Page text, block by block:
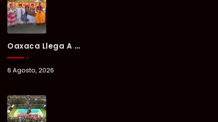
Oaxaca Llega A Chetumal Con El Color, Sabor Y Tradición De La Guelaguetza 2026.
6 Agosto, 2026